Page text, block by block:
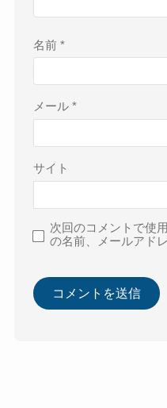
名前*
メール*
サイト
次回のコメントで使
の名前、メールアド